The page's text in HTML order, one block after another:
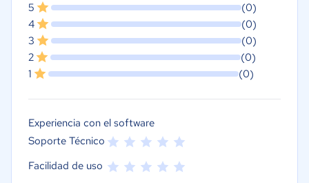
5
(0)
4
(0)
3
(0)
2
(0)
1
(0)
Experiencia con el software
Soporte Técnico
Facilidad de uso